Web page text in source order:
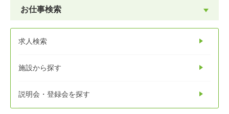
お仕事検索
求人検索
施設から探す
説明会・登録会を探す